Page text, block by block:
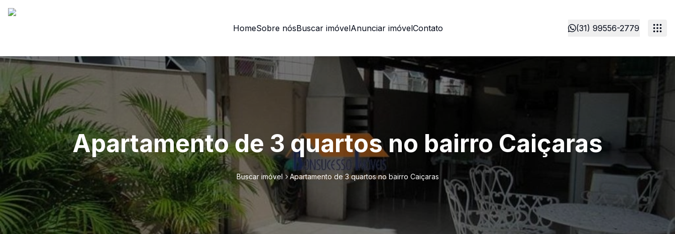
HomeSobre nósBuscar imóvelAnunciar imóvelContato (31) 99556-2779
Apartamento de 3 quartos no bairro Caiçaras
Buscar imóvel Apartamento de 3 quartos no bairro Caiçaras